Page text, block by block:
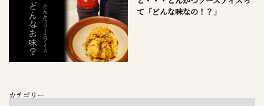
て「どんな味なの！？」
カテゴリー